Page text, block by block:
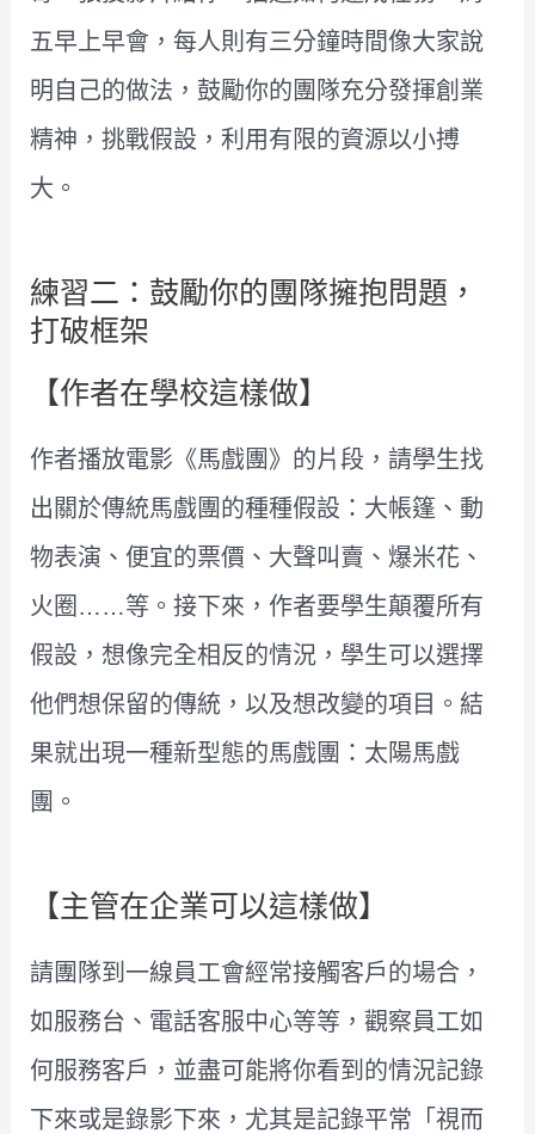
五早上早會，每人則有三分鐘時間像大家說
明自己的做法，鼓勵你的團隊充分發揮創業
精神，挑戰假設，利用有限的資源以小搏
大。
練習二：鼓勵你的團隊擁抱問題，
打破框架
【作者在學校這樣做】
作者播放電影《馬戲團》的片段，請學生找
出關於傳統馬戲團的種種假設：大帳篷、動
物表演、便宜的票價、大聲叫賣、爆米花、
火圈……等。接下來，作者要學生顛覆所有
假設，想像完全相反的情況，學生可以選擇
他們想保留的傳統，以及想改變的項目。結
果就出現一種新型態的馬戲團：太陽馬戲
團。
【主管在企業可以這樣做】
請團隊到一線員工會經常接觸客戶的場合，
如服務台、電話客服中心等等，觀察員工如
何服務客戶，並盡可能將你看到的情況記錄
下來或是錄影下來，尤其是記錄平常「視而